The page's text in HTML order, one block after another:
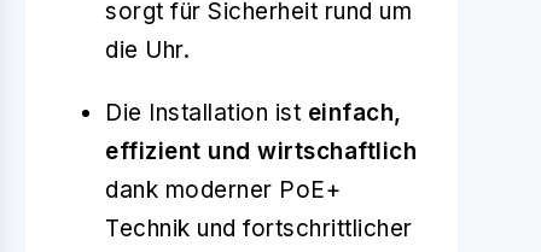
sorgt für Sicherheit rund um
die Uhr.
Die Installation ist einfach,
effizient und wirtschaftlich
dank moderner PoE+
Technik und fortschrittlicher